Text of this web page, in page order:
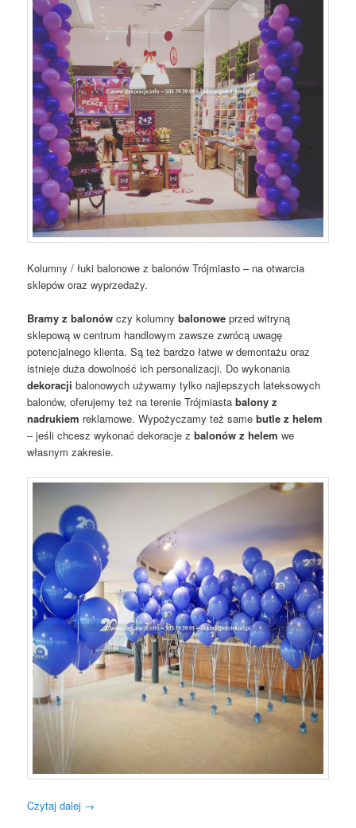
Kolumny / łuki balonowe z balonów Trójmiasto – na otwarcia
sklepów oraz wyprzedaży.
Bramy z balonów czy kolumnybalonowe przed witryną
sklepową w centrum handlowym zawsze zwrócą uwagę
potencjalnego klienta. Są też bardzo łatwe w demontażu oraz
istnieje duża dowolność ich personalizacji. Do wykonania
dekoracji balonowych używamy tylko najlepszych lateksowych
balonów, oferujemy też na terenie Trójmiastabalony z
nadrukiem reklamowe. Wypożyczamy też samebutle z helem
– jeśli chcesz wykonać dekoracje zbalonów z helem we
własnym zakresie.
Czytaj dalej →